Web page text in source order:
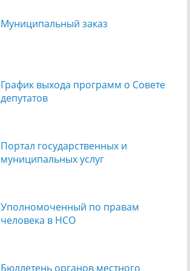
Муниципальный заказ
График выхода программ о Cовете
депутатов
Портал государственных и
муниципальных услуг
Уполномоченный по правам
человека в НСО
Бюллетень органов местного